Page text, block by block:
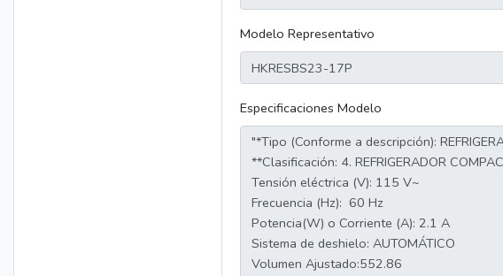
Modelo Representativo
Especificaciones Modelo